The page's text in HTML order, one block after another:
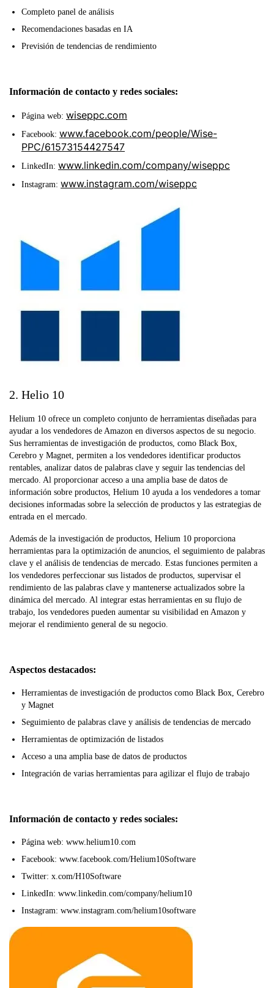
Completo panel de análisis
Recomendaciones basadas en IA
Previsión de tendencias de rendimiento
Información de contacto y redes sociales:
Página web: wiseppc.com
Facebook: www.facebook.com/people/Wise-
PPC/61573154427547
LinkedIn: www.linkedin.com/company/wiseppc
Instagram: www.instagram.com/wiseppc
2. Helio 10
Helium 10 ofrece un completo conjunto de herramientas diseñadas para
ayudar a los vendedores de Amazon en diversos aspectos de su negocio.
Sus herramientas de investigación de productos, como Black Box,
Cerebro y Magnet, permiten a los vendedores identificar productos
rentables, analizar datos de palabras clave y seguir las tendencias del
mercado. Al proporcionar acceso a una amplia base de datos de
información sobre productos, Helium 10 ayuda a los vendedores a tomar
decisiones informadas sobre la selección de productos y las estrategias de
entrada en el mercado.
Además de la investigación de productos, Helium 10 proporciona
herramientas para la optimización de anuncios, el seguimiento de palabras
clave y el análisis de tendencias de mercado. Estas funciones permiten a
los vendedores perfeccionar sus listados de productos, supervisar el
rendimiento de las palabras clave y mantenerse actualizados sobre la
dinámica del mercado. Al integrar estas herramientas en su flujo de
trabajo, los vendedores pueden aumentar su visibilidad en Amazon y
mejorar el rendimiento general de su negocio.
Aspectos destacados:
Herramientas de investigación de productos como Black Box, Cerebro
y Magnet
Seguimiento de palabras clave y análisis de tendencias de mercado
Herramientas de optimización de listados
Acceso a una amplia base de datos de productos
Integración de varias herramientas para agilizar el flujo de trabajo
Información de contacto y redes sociales:
Página web: www.helium10.com
Facebook: www.facebook.com/Helium10Software
Twitter: x.com/H10Software
LinkedIn: www.linkedin.com/company/helium10
Instagram: www.instagram.com/helium10software